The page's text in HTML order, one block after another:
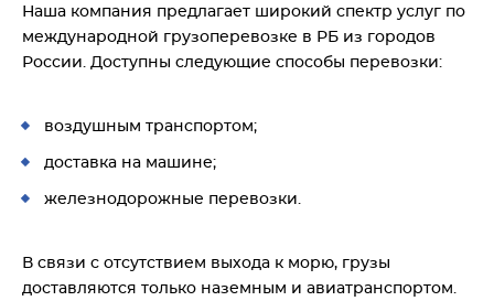
Наша компания предлагает широкий спектр услуг по
международной грузоперевозке в РБ из городов
России. Доступны следующие способы перевозки:
воздушным транспортом;
доставка на машине;
железнодорожные перевозки.
В связи с отсутствием выхода к морю, грузы
доставляются только наземным и авиатранспортом.